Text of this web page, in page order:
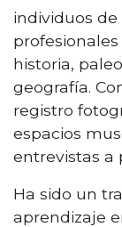
individuos
historia,
geografía.
registro
espacios
entrevistas a
Ha sido un
aprendizaje